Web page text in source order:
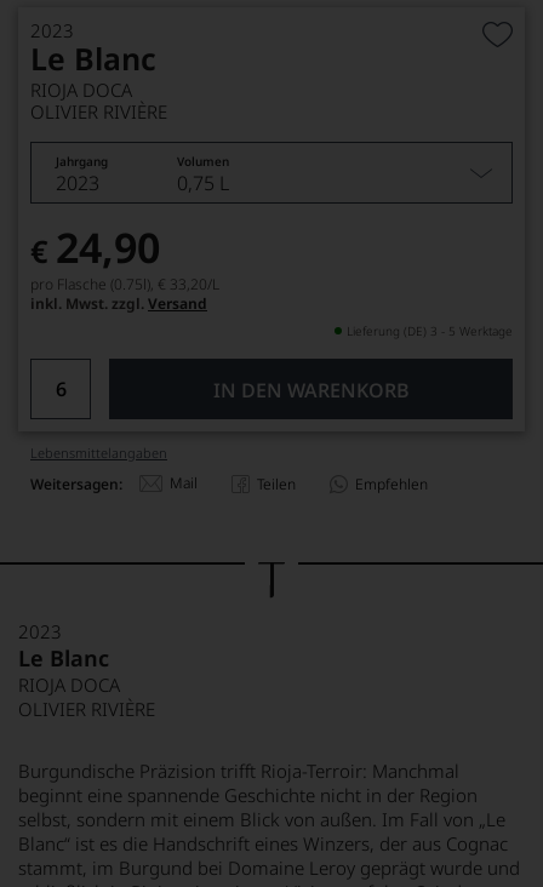
2023
Le Blanc
RIOJA DOCA
OLIVIER RIVIÈRE
Jahrgang Volumen
2023 0,75 L
€ 24,90
pro Flasche (0.75l), € 33,20/L
inkl. Mwst. zzgl. Versand
Lieferung (DE) 3 - 5 Werktage
IN DEN WARENKORB
Lebensmittel­angaben
Weitersagen: Mail Teilen Empfehlen
2023
Le Blanc
RIOJA DOCA
OLIVIER RIVIÈRE
Burgundische Präzision trifft Rioja-Terroir: Manchmal
beginnt eine spannende Geschichte nicht in der Region
selbst, sondern mit einem Blick von außen. Im Fall von „Le
Blanc“ ist es die Handschrift eines Winzers, der aus Cognac
stammt, im Burgund bei Domaine Leroy geprägt wurde und